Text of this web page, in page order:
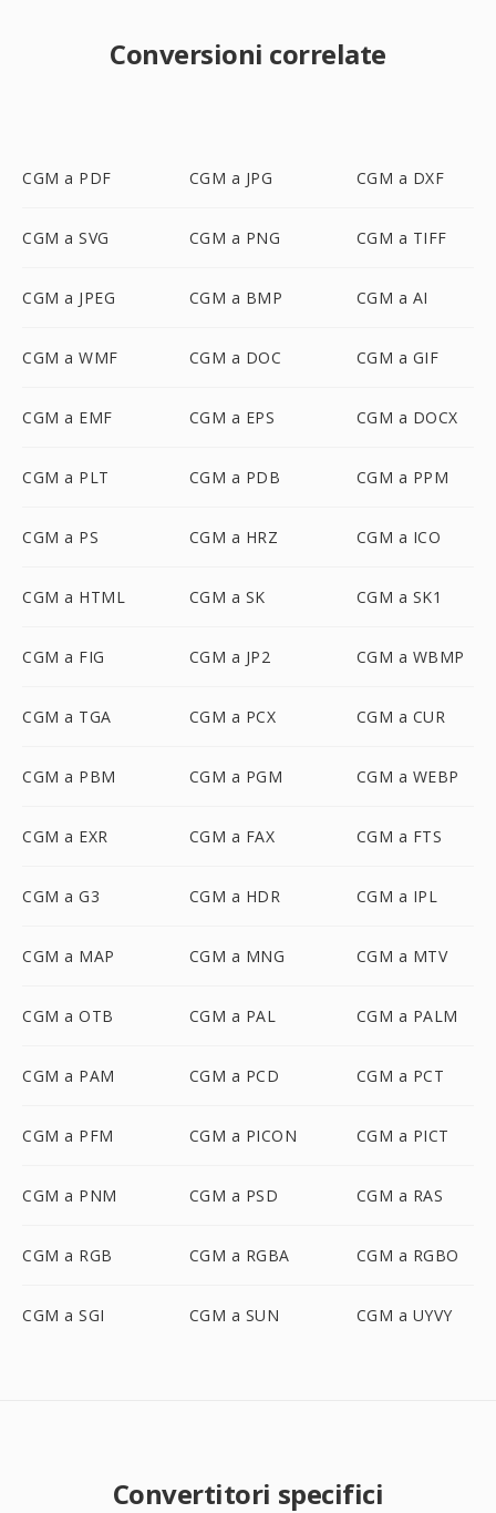
Conversioni correlate
CGM a PDF CGM a JPG CGM a DXF
CGM a SVG CGM a PNG CGM a TIFF
CGM a JPEG CGM a BMP CGM a AI
CGM a WMF CGM a DOC CGM a GIF
CGM a EMF CGM a EPS CGM a DOCX
CGM a PLT CGM a PDB CGM a PPM
CGM a PS CGM a HRZ CGM a ICO
CGM a HTML CGM a SK CGM a SK1
CGM a FIG CGM a JP2 CGM a WBMP
CGM a TGA CGM a PCX CGM a CUR
CGM a PBM CGM a PGM CGM a WEBP
CGM a EXR CGM a FAX CGM a FTS
CGM a G3 CGM a HDR CGM a IPL
CGM a MAP CGM a MNG CGM a MTV
CGM a OTB CGM a PAL CGM a PALM
CGM a PAM CGM a PCD CGM a PCT
CGM a PFM CGM a PICON CGM a PICT
CGM a PNM CGM a PSD CGM a RAS
CGM a RGB CGM a RGBA CGM a RGBO
CGM a SGI CGM a SUN CGM a UYVY
Convertitori specifici